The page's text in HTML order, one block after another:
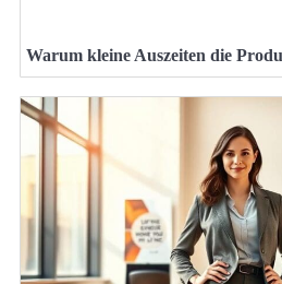
Warum kleine Auszeiten die